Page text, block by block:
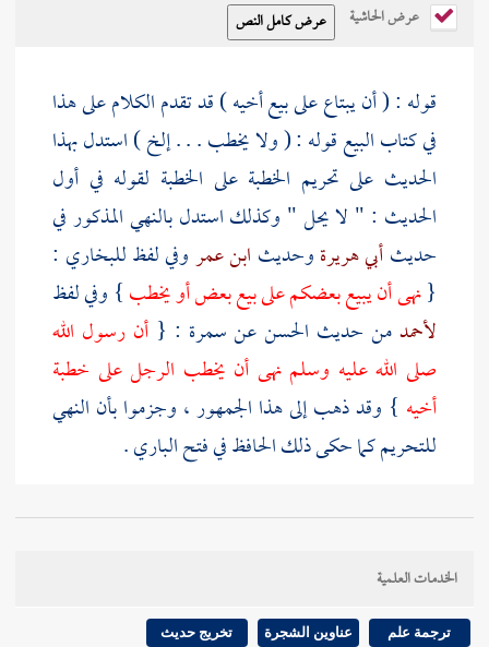
عرض الحاشية
قوله : ( أن يبتاع على بيع أخيه ) قد تقدم الكلام على هذا
في كتاب البيع قوله : ( ولا يخطب . . . إلخ ) استدل بهذا
الحديث على تحريم الخطبة على الخطبة لقوله في أول
الحديث : " لا يحل " وكذلك استدل بالنهي المذكور في
حديثأبي هريرةوحديث ابن عمروفي لفظ للبخاري :
{نهى أن يبيع بعضكم على بيع بعض أو يخطب} وفي لفظ
لأحمدمن حديث الحسنعنسمرة : {أن رسول الله
صلى الله عليه وسلم نهى أن يخطب الرجل على خطبة
أخيه } وقد ذهب إلى هذا الجمهور ، وجزموا بأن النهي
للتحريم كما حكى ذلك الحافظ في فتح الباري .
وقالالخطابي: إن النهي ههنا للتأديب وليس بنهي تحريم
يبطل العقد عند أكثر الفقهاء قال
كونه للتحريم وبين البطلان عند الجمهور بل هو عندهم
للتحريم ولا يبطل العقد وحكىالنووي
الخدمات العلمية
ترجمة علم عناوين الشجرة تخريج حديث